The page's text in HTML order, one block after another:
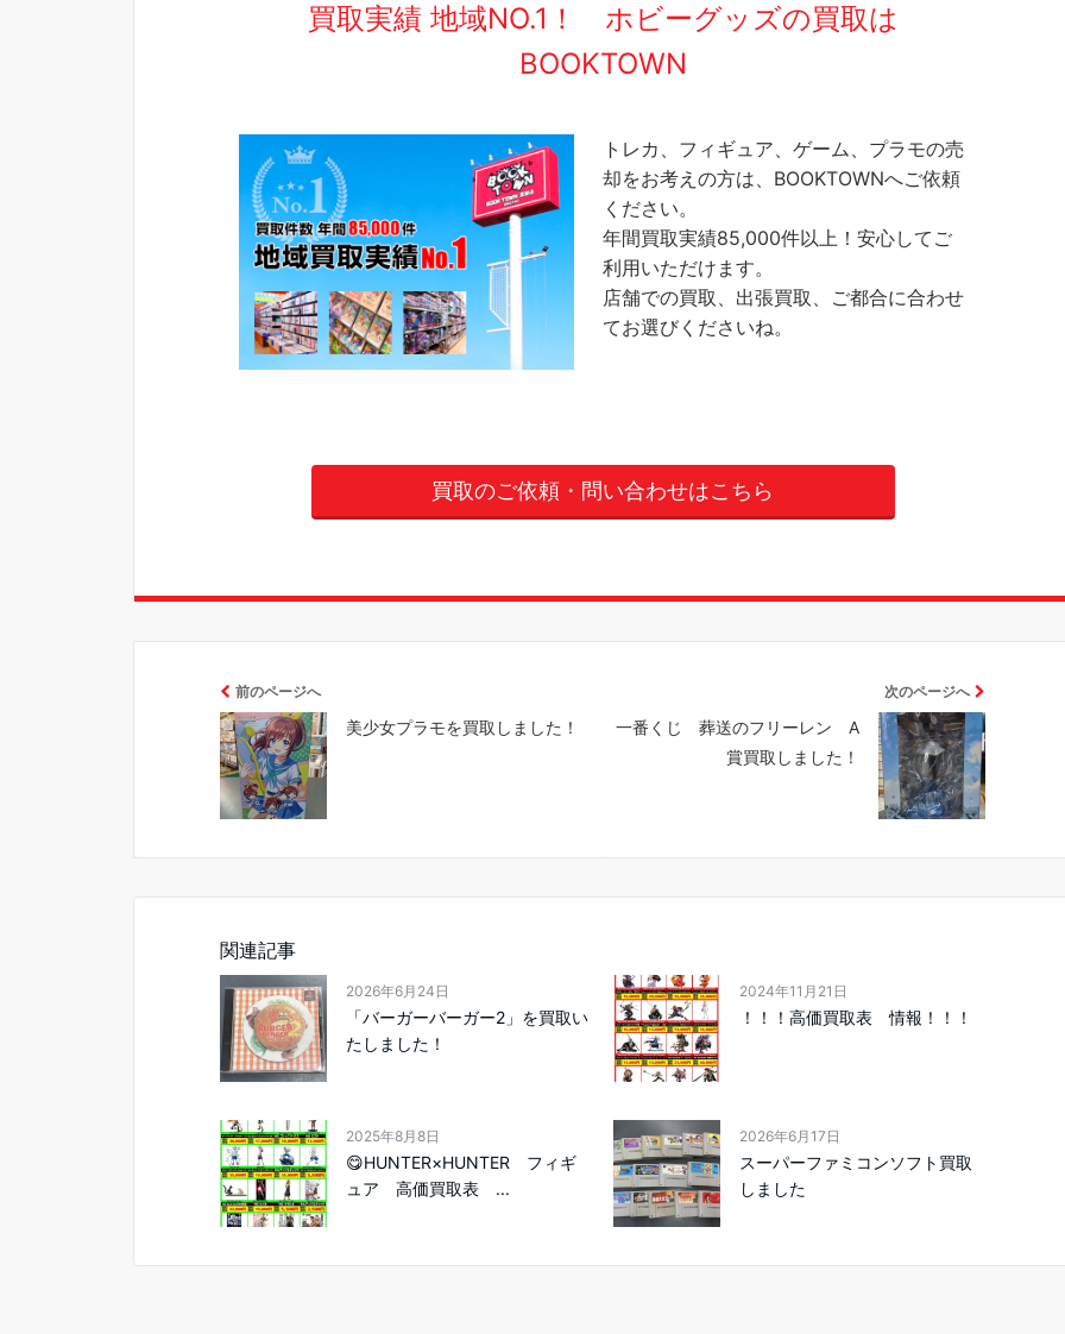
買取実績 地域NO.1！ ホビーグッズの買取は
BOOKTOWN
トレカ、フィギュア、ゲーム、プラモの売
却をお考えの方は、BOOKTOWNへご依頼
ください。
年間買取実績85,000件以上！安心してご
利用いただけます。
店舗での買取、出張買取、ご都合に合わせ
てお選びくださいね。
買取のご依頼・問い合わせはこちら
前のページへ
美少女プラモを買取しました！
次のページへ
一番くじ 葬送のフリーレン A
賞買取しました！
関連記事
2026年6月24日
「バーガーバーガー2」を買取い
たしました！
2024年11月21日
！！！高価買取表 情報！！！
2025年8月8日
😋HUNTER×HUNTER フィギ
ュア 高価買取表 ...
2026年6月17日
スーパーファミコンソフト買取
しました